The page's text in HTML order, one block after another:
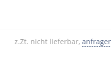
z.Zt. nicht lieferbar,